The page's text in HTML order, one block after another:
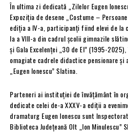
În ultima zi dedicată „Zilelor Eugen
Expoziția de desene „Costume –
ediția a IV-a, participanți fiind elevi de la
la a VIII-a din cadrul școlii gimnazile
și Gala Excelenţei „30 de El” (1995-
omagiate cadrele didactice pensionare şi
„Eugen lonescu” Slatina.
Parteneri ai instituției de învățământ în
dedicate celei de-a XXXV-a ediții a
dramaturg Eugen Ionescu sunt
Biblioteca Județeană Olt „Ion Minulescu”